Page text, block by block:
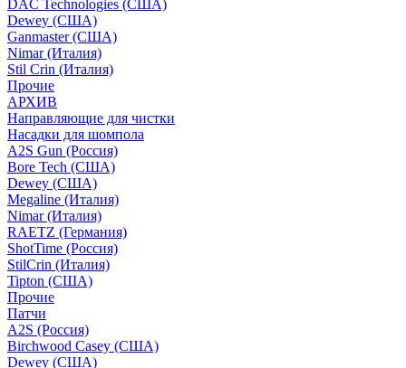
DAC Technologies (США)
Dewey (США)
Ganmaster (США)
Nimar (Италия)
Stil Crin (Италия)
Прочие
АРХИВ
Направляющие для чистки
Насадки для шомпола
A2S Gun (Россия)
Bore Tech (США)
Dewey (США)
Megaline (Италия)
Nimar (Италия)
RAETZ (Германия)
ShotTime (Россия)
StilCrin (Италия)
Tipton (США)
Прочие
Патчи
A2S (Россия)
Birchwood Casey (США)
Dewey (США)